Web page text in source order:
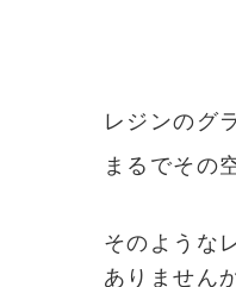
レジンのグ
まるでその
そのような
ありません